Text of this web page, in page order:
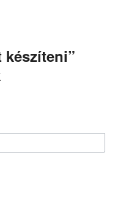
készíteni”